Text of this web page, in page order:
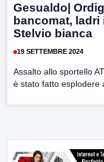
Gesualdo|
bancomat,
Stelvio bianca
19 SETTEMBRE 2024
Assalto allo sportello
è stato fatto esplodere